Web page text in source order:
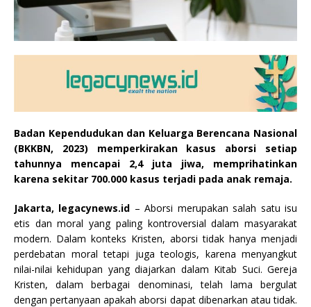
Badan Kependudukan dan Keluarga Berencana Nasional
(BKKBN, 2023) memperkirakan kasus aborsi setiap
tahunnya mencapai 2,4 juta jiwa, memprihatinkan
karena sekitar 700.000 kasus terjadi pada anak remaja.
Jakarta, legacynews.id – Aborsi merupakan salah satu isu
etis dan moral yang paling kontroversial dalam masyarakat
modern. Dalam konteks Kristen, aborsi tidak hanya menjadi
perdebatan moral tetapi juga teologis, karena menyangkut
nilai-nilai kehidupan yang diajarkan dalam Kitab Suci. Gereja
Kristen, dalam berbagai denominasi, telah lama bergulat
dengan pertanyaan apakah aborsi dapat dibenarkan atau tidak.